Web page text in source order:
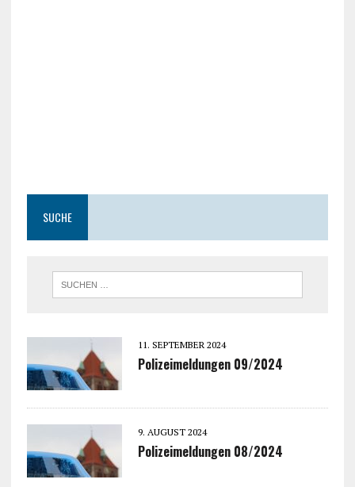
SUCHE
11. SEPTEMBER 2024
Polizeimeldungen 09/2024
9. AUGUST 2024
Polizeimeldungen 08/2024